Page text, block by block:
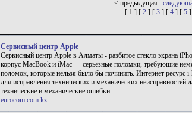
< предыдущая
[ 1 ] [ 2 ] [ 3 ] [ 4 ] [ 5 ]
Сервисный центр Apple
Сервисный центр Apple в Алматы - разбитое стекло экрана
корпус MacBook и iMac — серьезные поломки, требующие
поломок, которые нельзя было бы починить. Интернет ресурс
для исправления технических и механических
технические и механические ошибки.
eurocom.com.kz